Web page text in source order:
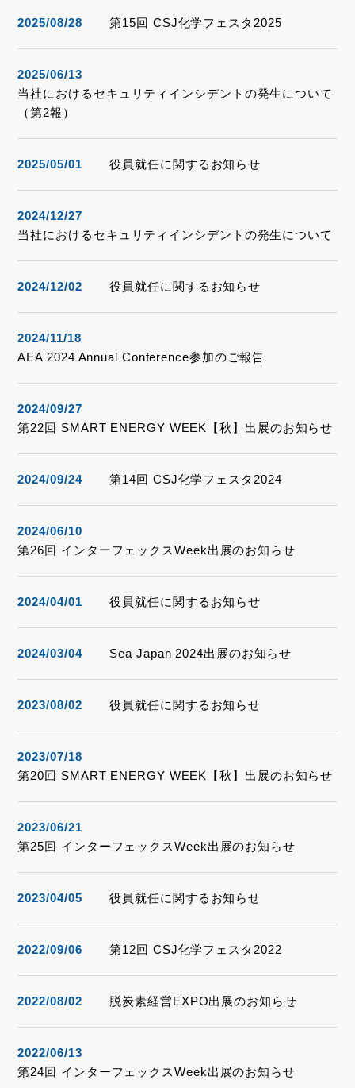
2025/08/28 第15回 CSJ化学フェスタ2025
2025/06/13
当社におけるセキュリティインシデントの発生について
（第2報）
2025/05/01 役員就任に関するお知らせ
2024/12/27
当社におけるセキュリティインシデントの発生について
2024/12/02 役員就任に関するお知らせ
2024/11/18
AEA 2024 Annual Conference参加のご報告
2024/09/27
第22回 SMART ENERGY WEEK【秋】出展のお知らせ
2024/09/24 第14回 CSJ化学フェスタ2024
2024/06/10
第26回 インターフェックスWeek出展のお知らせ
2024/04/01 役員就任に関するお知らせ
2024/03/04 Sea Japan 2024出展のお知らせ
2023/08/02 役員就任に関するお知らせ
2023/07/18
第20回 SMART ENERGY WEEK【秋】出展のお知らせ
2023/06/21
第25回 インターフェックスWeek出展のお知らせ
2023/04/05 役員就任に関するお知らせ
2022/09/06 第12回 CSJ化学フェスタ2022
2022/08/02 脱炭素経営EXPO出展のお知らせ
2022/06/13
第24回 インターフェックスWeek出展のお知らせ